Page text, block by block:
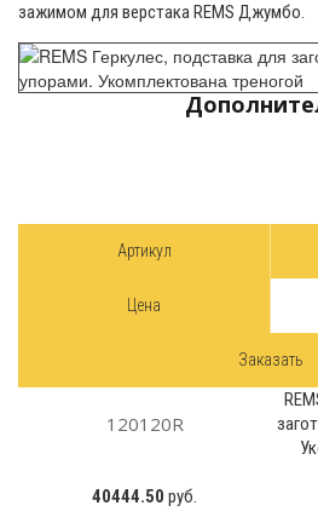
зажимом для верстака REMS Джумбо.
Артикул
Цена
Заказать
120120R
40444.50 руб.